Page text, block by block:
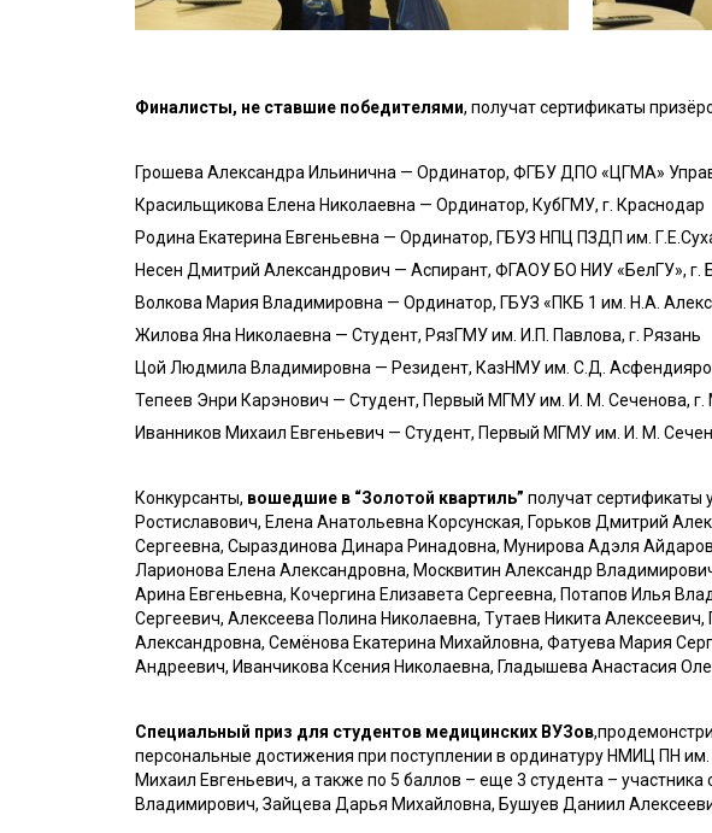
Финалисты, не ставшие победителями, получат сертификаты
Грошева Александра Ильинична — Ординатор, ФГБУ ДПО «ЦГМА»
Красильщикова Елена Николаевна — Ординатор, КубГМУ, г. Краснодар
Родина Екатерина Евгеньевна — Ординатор, ГБУЗ НПЦ ПЗДП им.
Несен Дмитрий Александрович — Аспирант, ФГАОУ БО НИУ «БелГУ», г.
Волкова Мария Владимировна — Ординатор, ГБУЗ «ПКБ 1 им. Н.А.
Жилова Яна Николаевна — Студент, РязГМУ им. И.П. Павлова, г. Рязань
Цой Людмила Владимировна — Резидент, КазНМУ им. С.Д.
Тепеев Энри Карэнович — Студент, Первый МГМУ им. И. М. Сеченова, г.
Иванников Михаил Евгеньевич — Студент, Первый МГМУ им. И. М.
Конкурсанты, вошедшие в “Золотой квартиль” получат сертификаты
Ростиславович, Елена Анатольевна Корсунская, Горьков Дмитрий
Сергеевна, Сыраздинова Динара Ринадовна, Мунирова Адэля
Ларионова Елена Александровна, Москвитин Александр
Арина Евгеньевна, Кочергина Елизавета Сергеевна, Потапов Илья
Сергеевич, Алексеева Полина Николаевна, Тутаев Никита
Александровна, Семёнова Екатерина Михайловна, Фатуева Мария
Андреевич, Иванчикова Ксения Николаевна, Гладышева Анастасия
Специальный приз для студентов медицинских ВУЗов
персональные достижения при поступлении в ординатуру НМИЦ ПН
Михаил Евгеньевич, а также по 5 баллов – еще 3 студента –
Владимирович, Зайцева Дарья Михайловна, Бушуев Даниил